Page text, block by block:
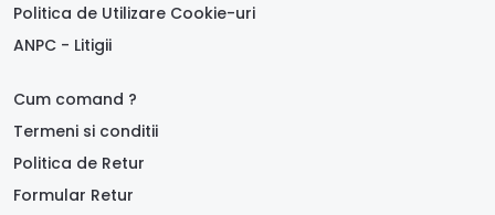
Politica de Utilizare Cookie-uri
ANPC - Litigii
Cum comand ?
Termeni si conditii
Politica de Retur
Formular Retur